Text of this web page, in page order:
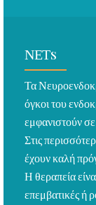
ΝΕΤs
Τα
όγκοι του
εμφανιστούν
Στις
έχουν καλή
Η θεραπεία
επεμβατικές ή